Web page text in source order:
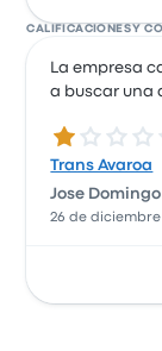
CALIFICACIONES Y
La empresa
a buscar una
1.0 de 5
Trans Avaroa
Jose Domingo
26 de diciembre